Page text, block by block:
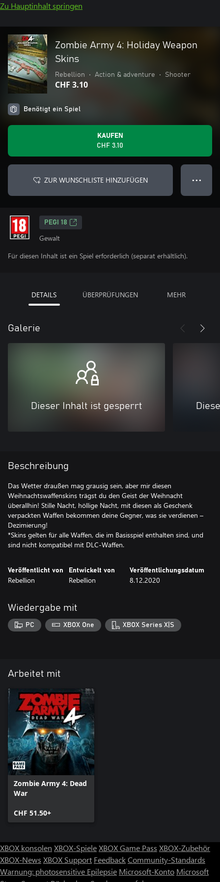
Zu Hauptinhalt springen
Zombie Army 4: Holiday Weapon
Skins
Rebellion • Action & adventure • Shooter
CHF 3.10
Benötigt ein Spiel
KAUFEN
CHF 3.10
ZUR WUNSCHLISTE HINZUFÜGEN ● ● ●
PEGI 18
Gewalt
Für diesen Inhalt ist ein Spiel erforderlich (separat erhältlich).
DETAILS ÜBERPRÜFUNGEN MEHR
Galerie
Dieser Inhalt ist gesperrt
Beschreibung
Das Wetter draußen mag grausig sein, aber mir diesen
Weihnachtswaffenskins trägst du den Geist der Weihnacht
überallhin! Stille Nacht, höllige Nacht, mit diesen als Geschenk
verpackten Waffen bekommen deine Gegner, was sie verdienen –
Dezimierung!
*Skins gelten für alle Waffen, die im Basisspiel enthalten sind, und
sind nicht kompatibel mit DLC-Waffen.
Veröffentlicht von
Rebellion
Entwickelt von
Rebellion
Veröffentlichungsdatum
8.12.2020
Wiedergabe mit
PC XBOX One XBOX Series X|S
Arbeitet mit
Zombie Army 4: Dead
War
CHF 51.50+
XBOX konsolen XBOX-SpieleXBOX Game Pass XBOX-Zubehör
XBOX-News XBOX Support FeedbackCommunity-Standards
Warnung: photosensitive Epilepsie Microsoft-Konto Microsoft